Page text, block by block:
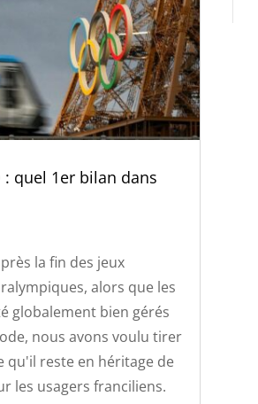
: quel 1er bilan dans
la fin des jeux
alors que les
globalement bien gérés
nous avons voulu tirer
qu'il reste en héritage de
les usagers franciliens.